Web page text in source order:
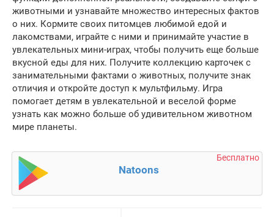
животными и узнавайте множество интересных фактов
о них. Кормите своих питомцев любимой едой и
лакомствами, играйте с ними и принимайте участие в
увлекательных мини-играх, чтобы получить еще больше
вкусной еды для них. Получите коллекцию карточек с
занимательными фактами о животных, получите знак
отличия и откройте доступ к мультфильму. Игра
помогает детям в увлекательной и веселой форме
узнать как можно больше об удивительном животном
мире планеты.
Бесплатно
Natoons